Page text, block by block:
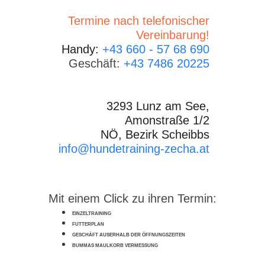
Termine nach telefonischer
Vereinbarung!
Handy: +43 660 - 57 68 690
Geschäft: +43 7486 20225
3293 Lunz am See,
Amonstraße 1/2
NÖ, Bezirk Scheibbs
info@hundetraining-zecha.at
Mit einem Click zu ihren Termin:
EINZELTRAINING
FUTTERPLAN
GESCHÄFT AUSERHALB DER ÖFFNUNGSZEITEN
BUMMAS MAULKORB VERMESSUNG